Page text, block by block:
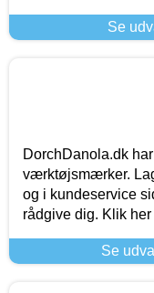
Se
DorchDanola.dk
værktøjsmærker.
og i kundeservice
rådgive dig. Klik
Se